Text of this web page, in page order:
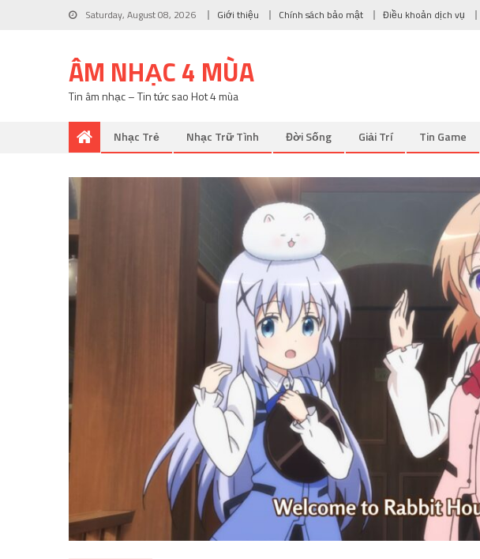
Saturday, August 08, 2026 Giới thiệu Chính sách bảo mật Điều khoản dịch vụ
ÂM NHẠC 4 MÙA
Tin âm nhạc – Tin tức sao Hot 4 mùa
Nhạc Trẻ Nhạc Trữ Tình Đời Sống Giải Trí Tin Game